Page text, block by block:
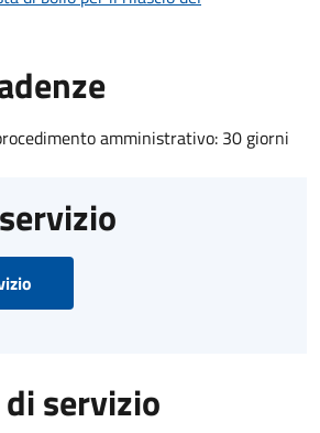
amministrativo: 30 giorni
servizio